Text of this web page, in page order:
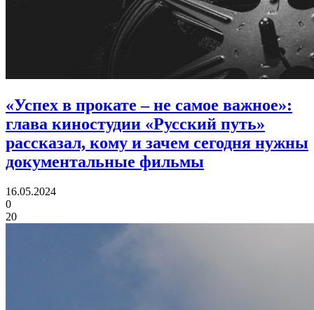
«Успех в прокате – не самое важное»:
глава киностудии «Русский путь»
рассказал, кому и зачем сегодня нужны
документальные фильмы
16.05.2024
0
20